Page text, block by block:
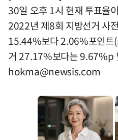
30일 오후 1시 현재 투표율
2022년 제8회 지방선거 사
15.44%보다 2.06%포인트
거 27.17%보다는 9.67%p
hokma@newsis.com